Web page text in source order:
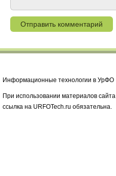
Информационные технологии в УрФО
При использовании материалов сайта
ссылка на URFOTech.ru обязательна.